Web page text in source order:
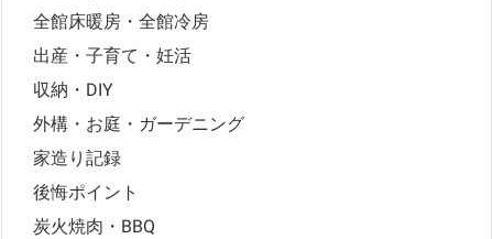
全館床暖房・全館冷房
出産・子育て・妊活
収納・DIY
外構・お庭・ガーデニング
家造り記録
後悔ポイント
炭火焼肉・BBQ